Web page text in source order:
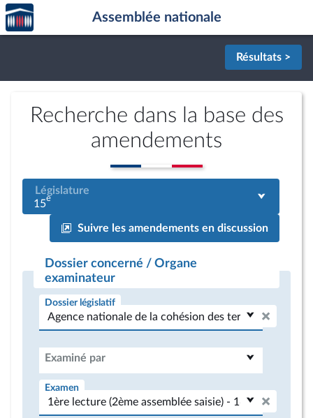
Aller au contenu
Aller en bas de la page
Accèder
à la
page
Assemblée nationale
Résultats >
Recherche dans la base des
amendements
Législature
15e
Suivre les amendements en discussion
Dossier concerné / Organe
examinateur
Dossier législatif
Examiné par
Examen